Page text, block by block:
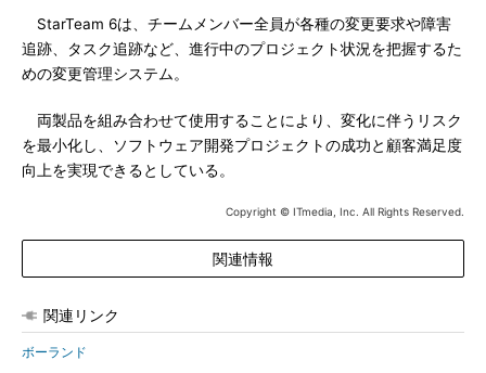
StarTeam 6は、チームメンバー全員が各種の変更要求や障害
追跡、タスク追跡など、進行中のプロジェクト状況を把握するた
めの変更管理システム。
両製品を組み合わせて使用することにより、変化に伴うリスク
を最小化し、ソフトウェア開発プロジェクトの成功と顧客満足度
向上を実現できるとしている。
Copyright © ITmedia, Inc. All Rights Reserved.
関連情報
関連リンク
ボーランド